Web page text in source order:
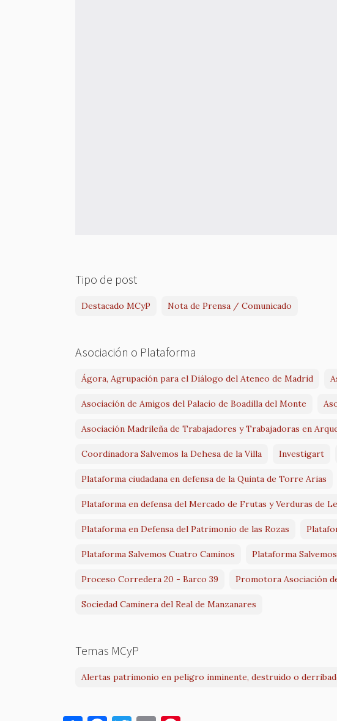
Tipo de post
Destacado MCyP Nota de Prensa / Comunicado
Asociación o Plataforma
Ágora, Agrupación para el Diálogo del Ateneo de Madrid
Asociación de Amigos del Palacio de Boadilla del Monte
Asociación Madrileña de Trabajadores y Trabajadoras en
Coordinadora Salvemos la Dehesa de la Villa Investigart
Plataforma ciudadana en defensa de la Quinta de Torre Arias
Plataforma en defensa del Mercado de Frutas y Verduras de
Plataforma en Defensa del Patrimonio de las Rozas
Plataforma Salvemos Cuatro Caminos Plataforma
Proceso Corredera 20 - Barco 39 Promotora Asociación
Sociedad Caminera del Real de Manzanares
Temas MCyP
Alertas patrimonio en peligro inminente, destruido o